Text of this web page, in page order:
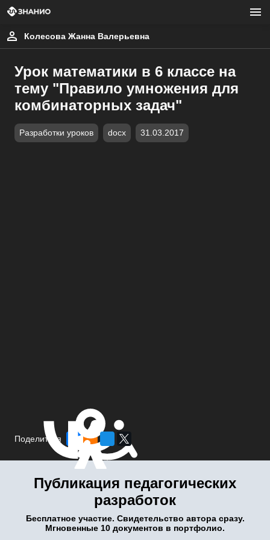
Колесова Жанна Валерьевна
Урок математики в 6 классе на
тему "Правило умножения для
комбинаторных задач"
Разработки уроков docx 31.03.2017
Поделиться
Публикация педагогических
разработок
Бесплатное участие. Свидетельство автора сразу.
Мгновенные 10 документов в портфолио.